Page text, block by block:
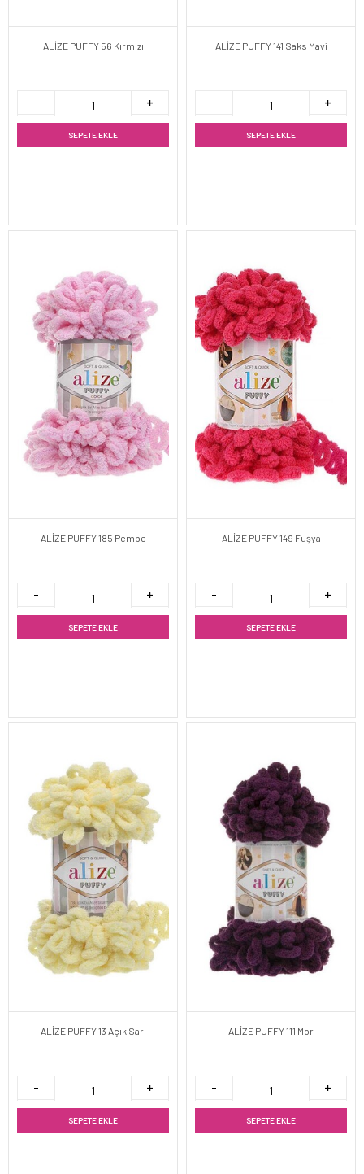
ALİZE PUFFY 56 Kırmızı
SEPETE EKLE
ALİZE PUFFY 141 Saks Mavi
SEPETE EKLE
ALİZE PUFFY 185 Pembe
SEPETE EKLE
ALİZE PUFFY 149 Fuşya
SEPETE EKLE
ALİZE PUFFY 13 Açık Sarı
SEPETE EKLE
ALİZE PUFFY 111 Mor
SEPETE EKLE